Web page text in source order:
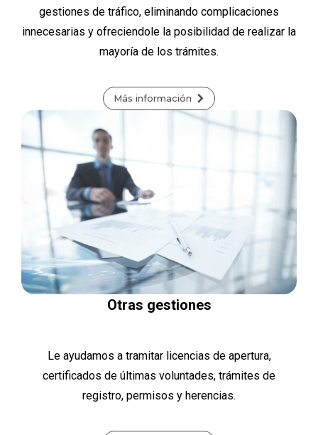
gestiones de tráfico, eliminando complicaciones
innecesarias y ofreciendole la posibilidad de realizar la
mayoría de los trámites.
Más información
Otras gestiones
Le ayudamos a tramitar licencias de apertura,
certificados de últimas voluntades, trámites de
registro, permisos y herencias.